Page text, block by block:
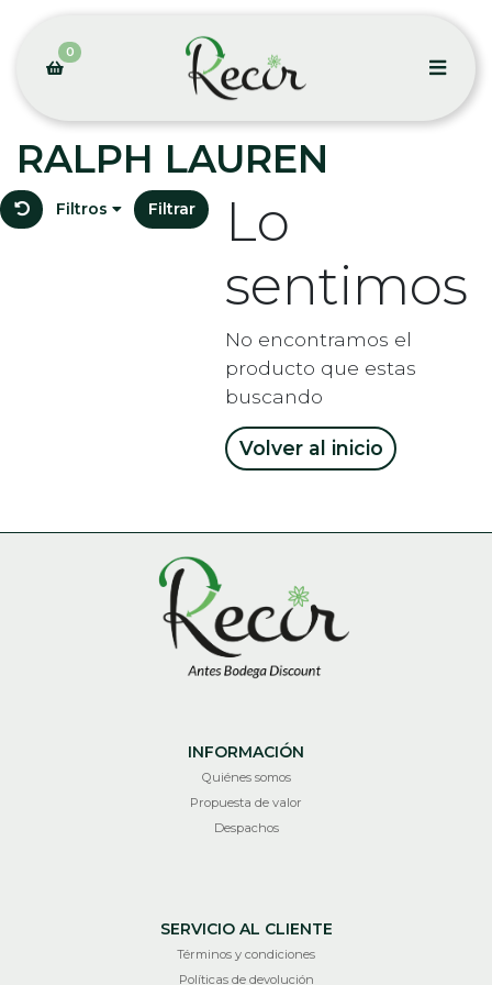
0
RALPH LAUREN
Filtros Filtrar
Lo
sentimos
No encontramos el
producto que estas
buscando
Volver al inicio
INFORMACIÓN
Quiénes somos
Propuesta de valor
Despachos
SERVICIO AL CLIENTE
Términos y condiciones
Políticas de devolución